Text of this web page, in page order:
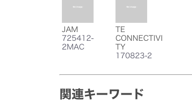
JAM
725412-
2MAC
TE
CONNECTIVI
TY
170823-2
関連キーワード